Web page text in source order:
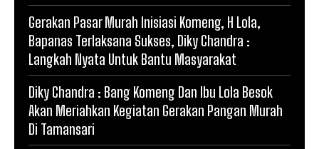
Gerakan Pasar Murah Inisiasi Komeng, H Lola,
Bapanas Terlaksana Sukses, Diky Chandra :
Langkah Nyata Untuk Bantu Masyarakat
Diky Chandra : Bang Komeng Dan Ibu Lola Besok
Akan Meriahkan Kegiatan Gerakan Pangan Murah
Di Tamansari